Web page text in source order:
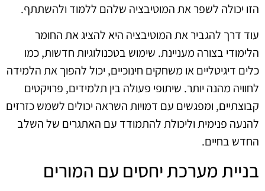
הזו יכולה לשפר את המוטיבציה שלהם ללמוד ולהשתתף.
עוד דרך להגביר את המוטיבציה היא להציג את החומר
הלימודי בצורה מעניינת. שימוש בטכנולוגיות חדשות, כמו
כלים דיגיטליים או משחקים חינוכיים, יכול להפוך את הלמידה
לחוויה מהנה יותר. שיתופי פעולה בין תלמידים, פרויקטים
קבוצתיים, ומפגשים עם דמויות השראה יכולים לשמש כזרזים
להנעה פנימית וליכולת להתמודד עם האתגרים של השלב
החדש בחיים.
בניית מערכת יחסים עם המורים